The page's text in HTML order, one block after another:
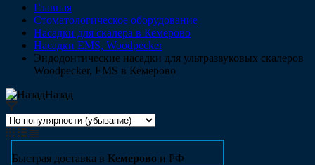
Главная
Стоматологическое оборудование
Насадки для скалера в Кемерово
Насадки EMS, Woodpecker
Эндодонтические насадки для ультразвуковых скалеров
Woodpecker, EMS в Кемерово
Назад
Быстрая доставка в Кемерово и РФ